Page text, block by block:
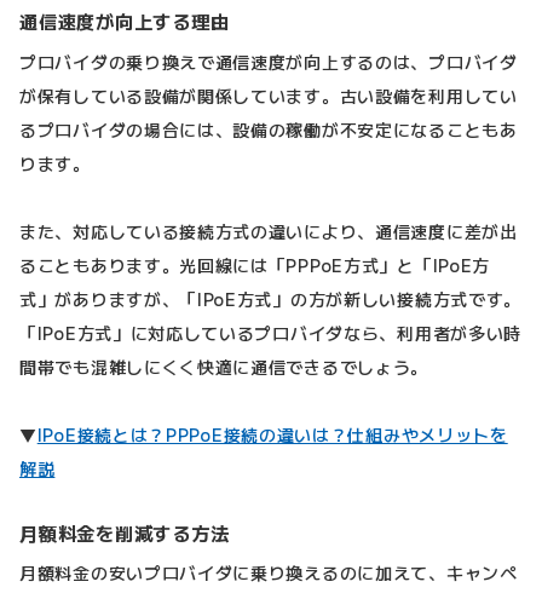
通信速度が向上する理由
プロバイダの乗り換えで通信速度が向上するのは、プロバイダ
が保有している設備が関係しています。古い設備を利用してい
るプロバイダの場合には、設備の稼働が不安定になることもあ
ります。
また、対応している接続方式の違いにより、通信速度に差が出
ることもあります。光回線には「PPPoE方式」と「IPoE方
式」がありますが、「IPoE方式」の方が新しい接続方式です。
「IPoE方式」に対応しているプロバイダなら、利用者が多い時
間帯でも混雑しにくく快適に通信できるでしょう。
▼IPoE接続とは？PPPoE接続の違いは？仕組みやメリットを
解説
月額料金を削減する方法
月額料金の安いプロバイダに乗り換えるのに加えて、キャンペ